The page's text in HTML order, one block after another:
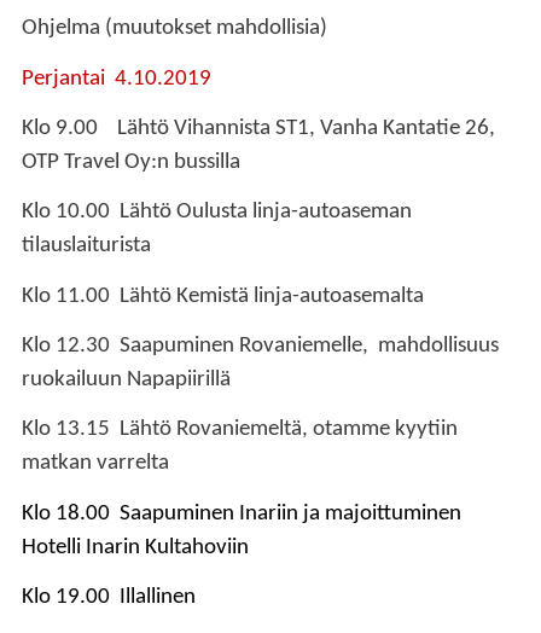
Ohjelma (muutokset mahdollisia)
Perjantai 4.10.2019
Klo 9.00 Lähtö Vihannista ST1, Vanha Kantatie 26,
OTP Travel Oy:n bussilla
Klo 10.00 Lähtö Oulusta linja-autoaseman
tilauslaiturista
Klo 11.00 Lähtö Kemistä linja-autoasemalta
Klo 12.30 Saapuminen Rovaniemelle, mahdollisuus
ruokailuun Napapiirillä
Klo 13.15 Lähtö Rovaniemeltä, otamme kyytiin
matkan varrelta
Klo 18.00 Saapuminen Inariin ja majoittuminen
Hotelli Inarin Kultahoviin
Klo 19.00 Illallinen